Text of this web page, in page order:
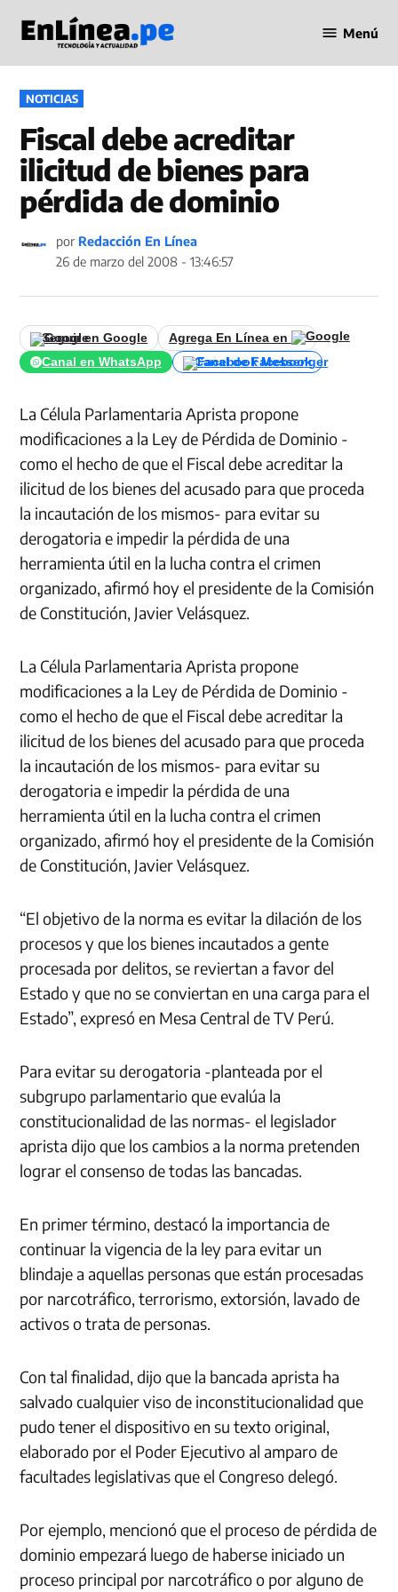
contenido
en Línea
Menú
PUBLICADO
EN
NOTICIAS
Fiscal debe acreditar
ilicitud de bienes para
pérdida de dominio
por Redacción En Línea
26 de marzo del 2008 - 13:46:57
Seguir en Google
Agrega En Línea en
Canal en WhatsApp
Canal de Facebook
La Célula Parlamentaria Aprista propone
modificaciones a la Ley de Pérdida de Dominio -
como el hecho de que el Fiscal debe acreditar la
ilicitud de los bienes del acusado para que proceda
la incautación de los mismos- para evitar su
derogatoria e impedir la pérdida de una
herramienta útil en la lucha contra el crimen
organizado, afirmó hoy el presidente de la Comisión
de Constitución, Javier Velásquez.
La Célula Parlamentaria Aprista propone
modificaciones a la Ley de Pérdida de Dominio -
como el hecho de que el Fiscal debe acreditar la
ilicitud de los bienes del acusado para que proceda
la incautación de los mismos- para evitar su
derogatoria e impedir la pérdida de una
herramienta útil en la lucha contra el crimen
organizado, afirmó hoy el presidente de la Comisión
de Constitución, Javier Velásquez.
“El objetivo de la norma es evitar la dilación de los
procesos y que los bienes incautados a gente
procesada por delitos, se reviertan a favor del
Estado y que no se conviertan en una carga para el
Estado”, expresó en Mesa Central de TV Perú.
Para evitar su derogatoria -planteada por el
subgrupo parlamentario que evalúa la
constitucionalidad de las normas- el legislador
aprista dijo que los cambios a la norma pretenden
lograr el consenso de todas las bancadas.
En primer término, destacó la importancia de
continuar la vigencia de la ley para evitar un
blindaje a aquellas personas que están procesadas
por narcotráfico, terrorismo, extorsión, lavado de
activos o trata de personas.
Con tal finalidad, dijo que la bancada aprista ha
salvado cualquier viso de inconstitucionalidad que
pudo tener el dispositivo en su texto original,
elaborado por el Poder Ejecutivo al amparo de
facultades legislativas que el Congreso delegó.
Por ejemplo, mencionó que el proceso de pérdida de
dominio empezará luego de haberse iniciado un
proceso principal por narcotráfico o por alguno de